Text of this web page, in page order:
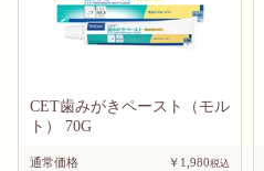
CET歯みがきペースト（モル
ト） 70G
通常価格
￥1,980